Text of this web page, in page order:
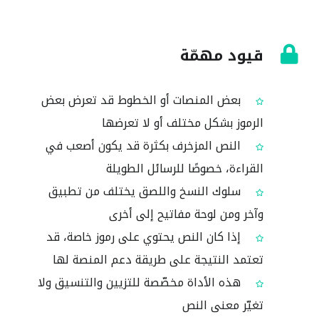
قيود مهمّة
بعض المنصات أو الخطوط قد تعرض بعض
الرموز بشكل مختلف أو لا تعرضها
النص المزخرف بكثرة قد يكون أصعب في
القراءة، خصوصًا للرسائل الطويلة
سلوك النسخ واللصق يختلف من تطبيق
وآخر ومن لوحة مفاتيح إلى أخرى
إذا كان النص يحتوي على رموز خاصة، قد
تعتمد النتيجة على طريقة دعم المنصة لها
هذه الأداة مخصّصة للتزيين والتنسيق ولا
تغيّر معنى النص